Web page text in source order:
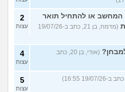
או להתחיל תואר
(מדמח, בן 21, כתב ב-19/07/26
2
עצות
(אודי, בן 20, כתב
4
עצות
5
עצות